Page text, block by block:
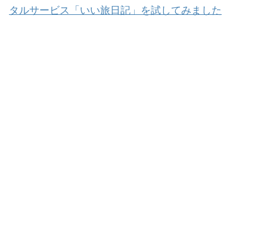
タルサービス「いい旅日記」を試してみました